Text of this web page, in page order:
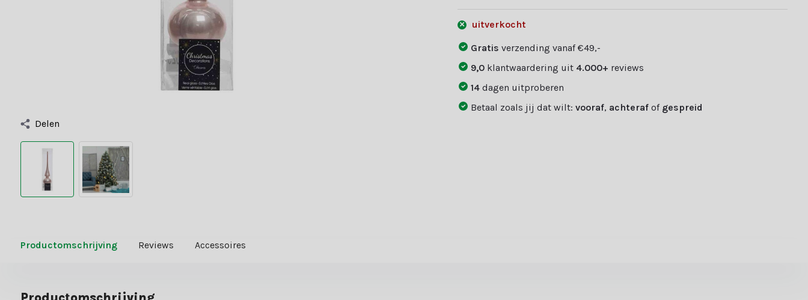
Delen
uitverkocht
Gratisverzending vanaf €49,-
9,0 klantwaardering uit 4.000+ reviews
14dagen uitproberen
Betaal zoals jij dat wilt:vooraf, achteraf of gespreid
Productomschrijving Reviews Accessoires